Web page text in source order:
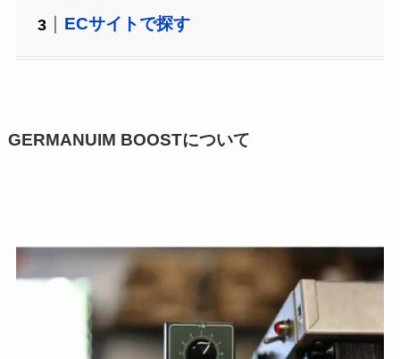
ECサイトで探す
GERMANUIM BOOSTについて